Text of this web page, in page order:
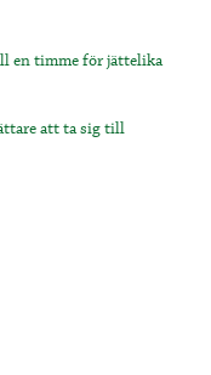
en timme för jättelika
att ta sig till